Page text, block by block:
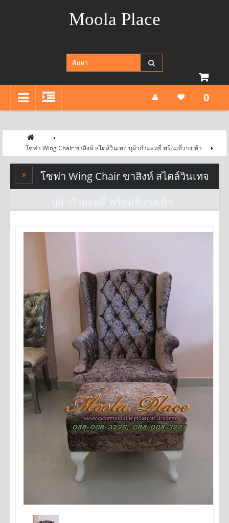
Moola Place
0
โซฟา Wing Chair ขาสิงห์ สไตล์วินเทจ บุผ้ากำมะหยี่ พร้อมที่วางเท้า
โซฟา Wing Chair ขาสิงห์ สไตล์วินเทจ
บุผ้ากำมะหยี่ พร้อมที่วางเท้า